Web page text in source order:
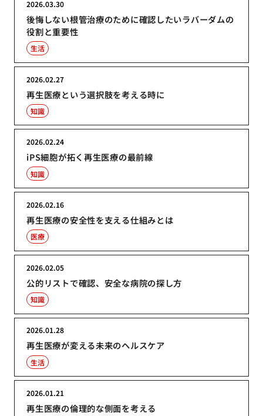
後悔しない根管治療のために確認したいラバーダムの
役割と重要性
2026.03.30
生活
再生医療という選択肢を考える時に
2026.02.27
知識
iPS細胞が拓く再生医療の最前線
2026.02.24
知識
再生医療の安全性を支える仕組みとは
2026.02.16
医療
公的リストで確認、安全な病院の探し方
2026.02.05
知識
再生医療が変える未来のヘルスケア
2026.01.28
生活
再生医療の倫理的な側面を考える
2026.01.21